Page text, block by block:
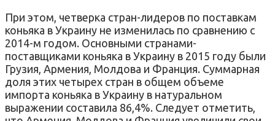
При этом, четверка стран-лидеров по поставкам
коньяка в Украину не изменилась по сравнению с
2014-м годом. Основными странами-
поставщиками коньяка в Украину в 2015 году были
Грузия, Армения, Молдова и Франция. Суммарная
доля этих четырех стран в общем объеме
импорта коньяка в Украину в натуральном
выражении составила 86,4%. Следует отметить,